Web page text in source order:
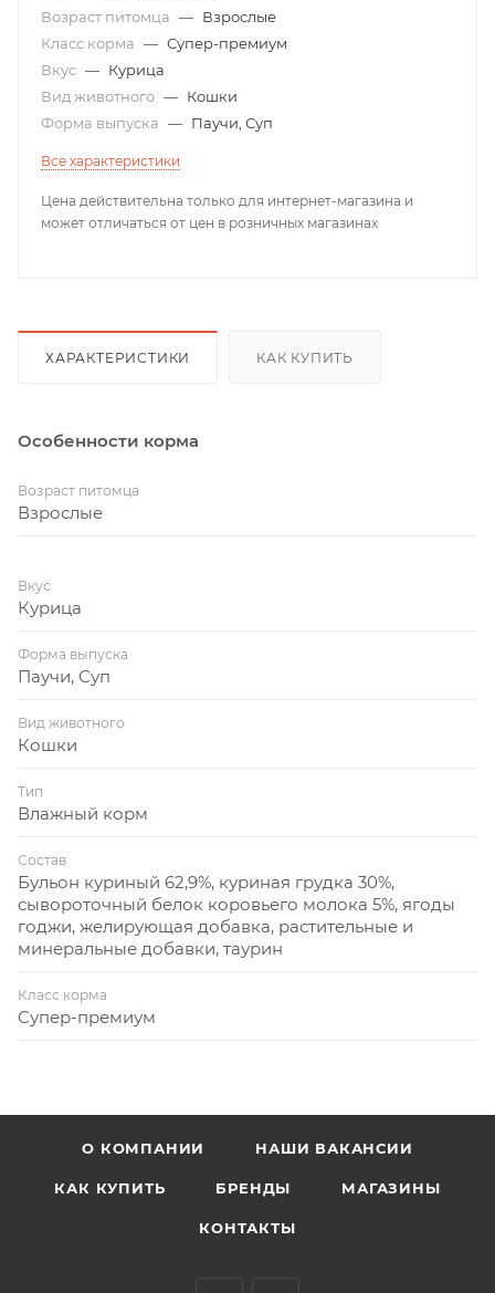
Возраст питомца — Взрослые
Класс корма — Супер-премиум
Вкус — Курица
Вид животного — Кошки
Форма выпуска — Паучи, Суп
Все характеристики
Цена действительна только для интернет-магазина и
может отличаться от цен в розничных магазинах
ХАРАКТЕРИСТИКИ КАК КУПИТЬ
Особенности корма
Возраст питомца
Взрослые
Вкус
Курица
Форма выпуска
Паучи, Суп
Вид животного
Кошки
Тип
Влажный корм
Состав
Бульон куриный 62,9%, куриная грудка 30%,
сывороточный белок коровьего молока 5%, ягоды
годжи, желирующая добавка, растительные и
минеральные добавки, таурин
Класс корма
Супер-премиум
О КОМПАНИИ НАШИ ВАКАНСИИ
КАК КУПИТЬ БРЕНДЫ МАГАЗИНЫ
КОНТАКТЫ